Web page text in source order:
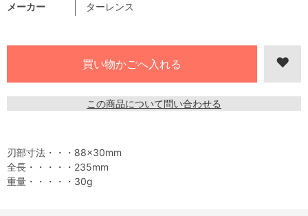
メーカー ターレンス
この商品について問い合わせる
刃部寸法・・・88×30mm
全長・・・・・235mm
重量・・・・・30g